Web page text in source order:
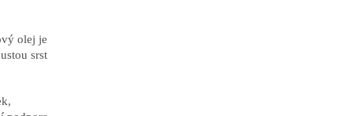
olej je
srst